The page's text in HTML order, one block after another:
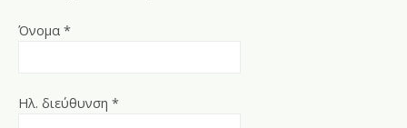
Όνομα *
Ηλ. διεύθυνση *